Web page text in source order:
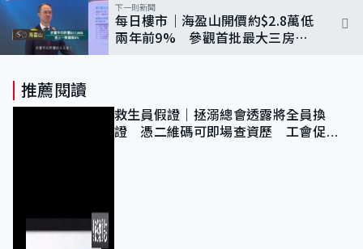
下一則新聞
每日樓市｜海盈山開價約$2.8萬低
兩年前9% 參觀首批最大三房開
推薦閱讀
救生員假證｜拯溺總會透露將全員換
證 憑二維碼可即場查資歷 工會促加